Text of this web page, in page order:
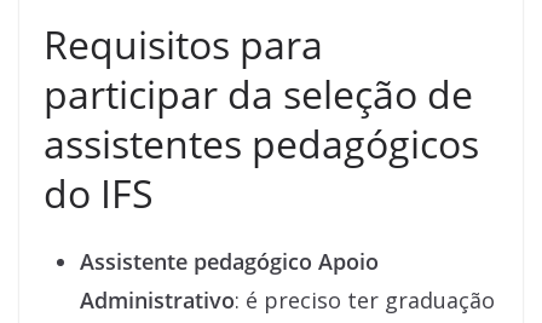
Requisitos para
participar da seleção de
assistentes pedagógicos
do IFS
Assistente pedagógico Apoio
Administrativo: é preciso ter graduação